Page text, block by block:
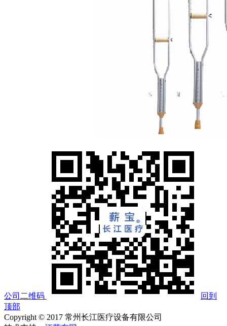
公司二维码
回到
顶部
Copyright © 2017 常州长江医疗设备有限公司